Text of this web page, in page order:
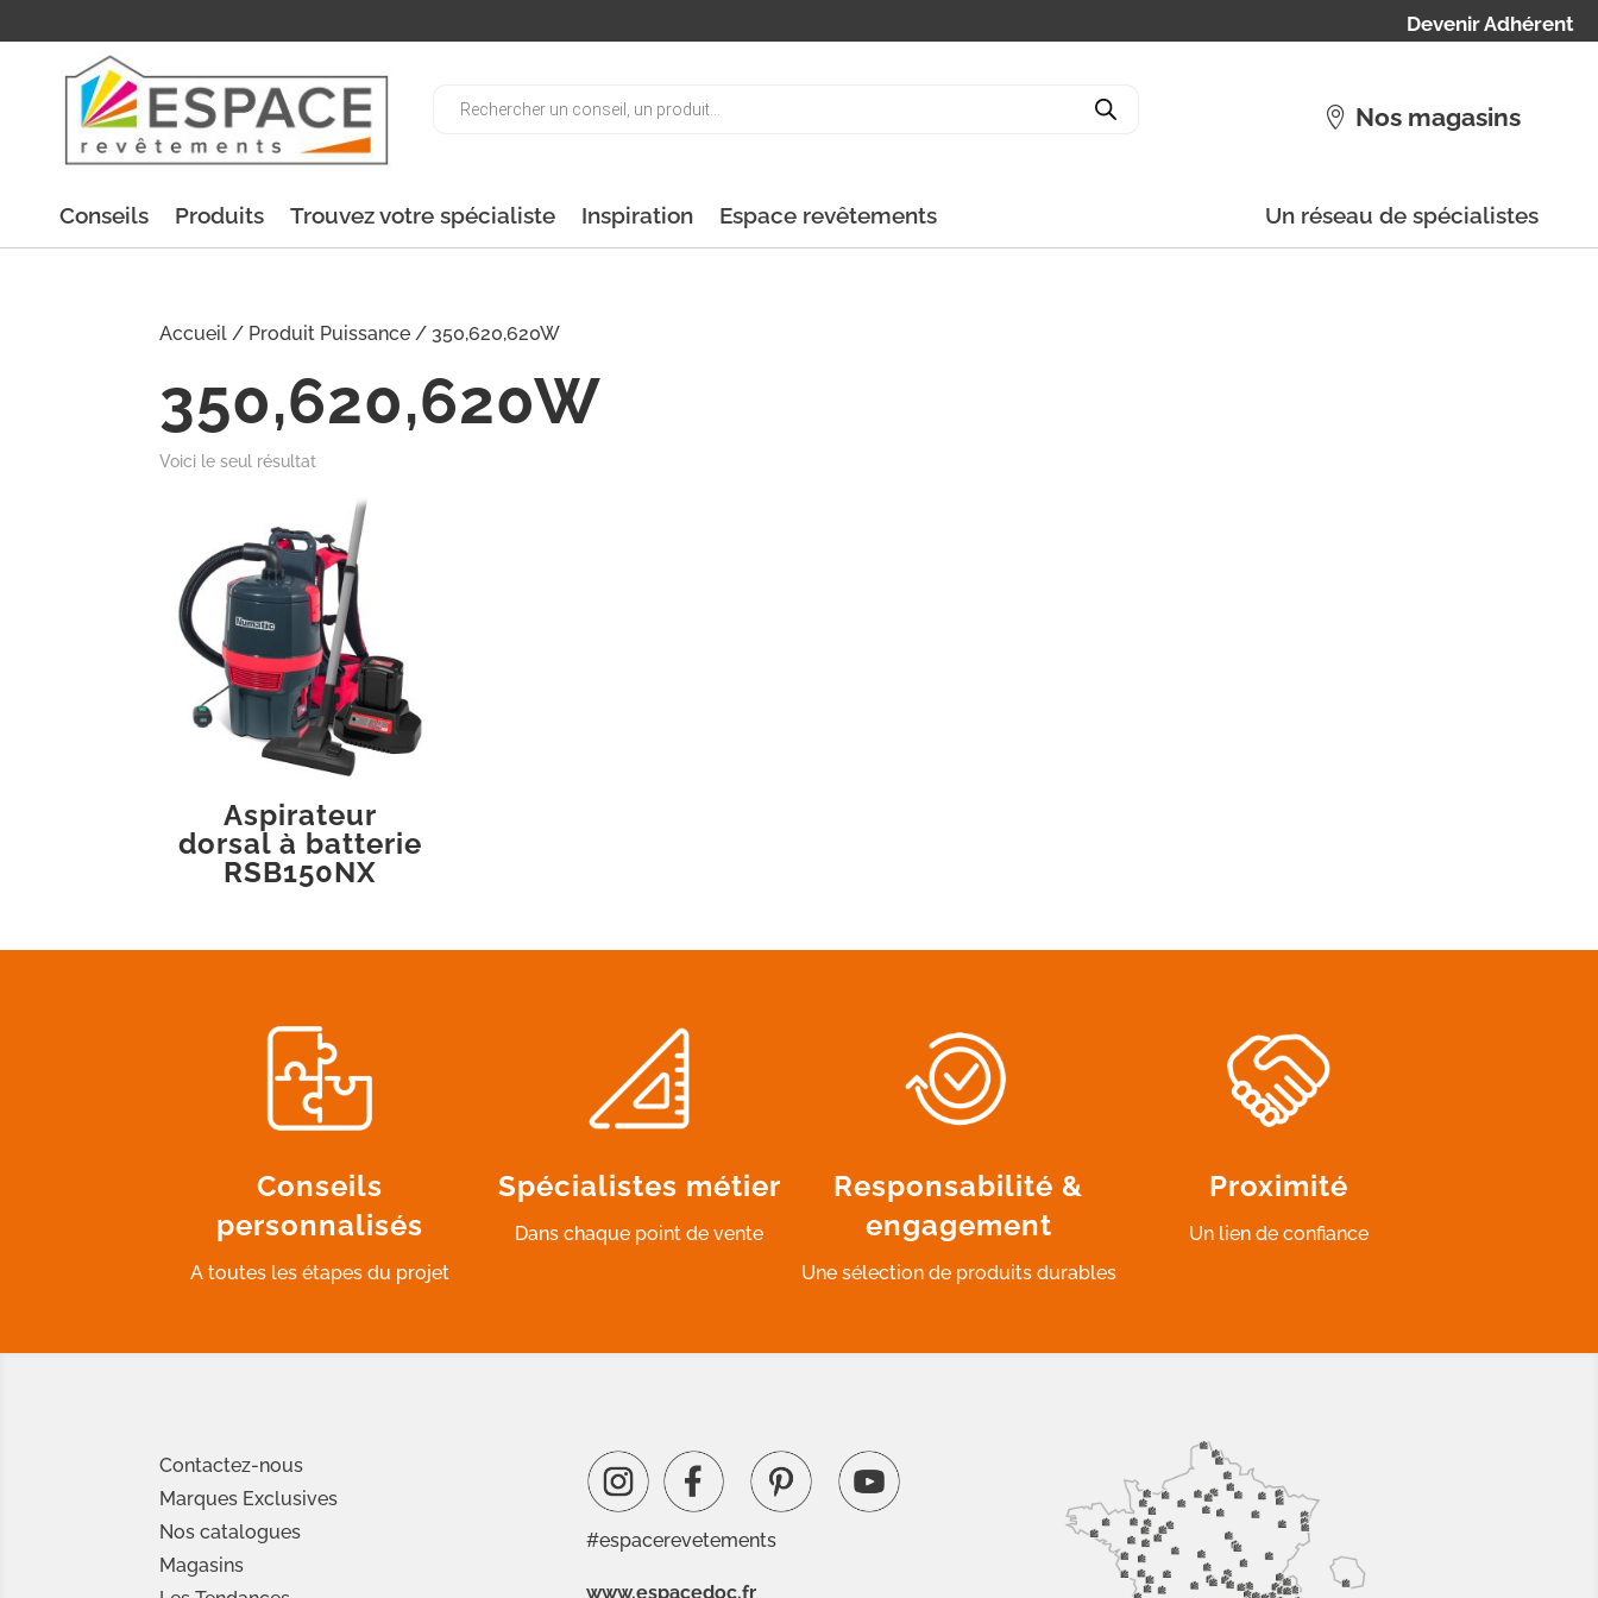
Devenir Adhérent
Nos magasins
Conseils Produits Trouvez votre spécialiste Inspiration Espace revêtements Un réseau de spécialistes
Accueil / Produit Puissance / 350,620,620W
350,620,620W
Voici le seul résultat
Aspirateur
dorsal à batterie
RSB150NX
Conseils
personnalisés
A toutes les étapes du projet
Spécialistes métier
Dans chaque point de vente
Responsabilité &
engagement
Une sélection de produits durables
Proximité
Un lien de confiance
Contactez-nous
Marques Exclusives
Nos catalogues
Magasins
#espacerevetements
www.espacedoc.fr